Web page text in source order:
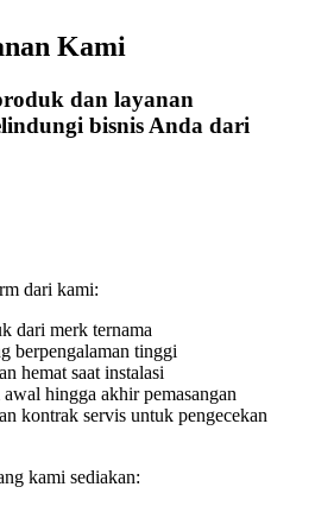
Kami
dan layanan
bisnis Anda dari
dari kami:
dari merk ternama
berpengalaman tinggi
hemat saat instalasi
hingga akhir pemasangan
kontrak servis untuk pengecekan
kami sediakan: